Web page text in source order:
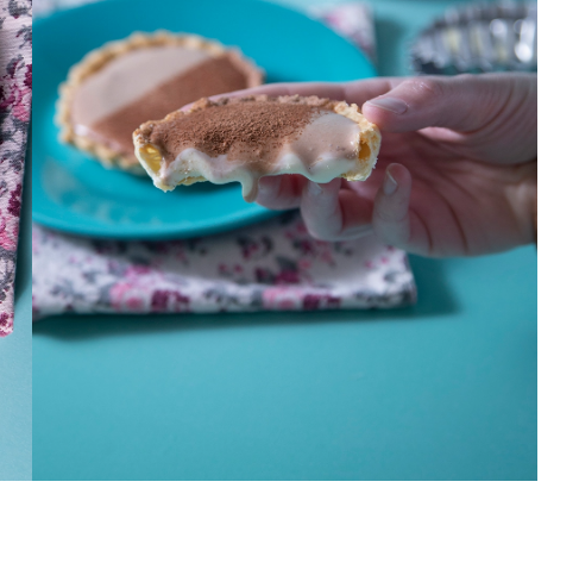
AGENDA DE CURSOS
ACESSO PARA PARCEIROS